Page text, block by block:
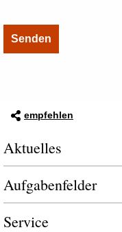
empfehlen
Aktuelles
Aufgabenfelder
Service